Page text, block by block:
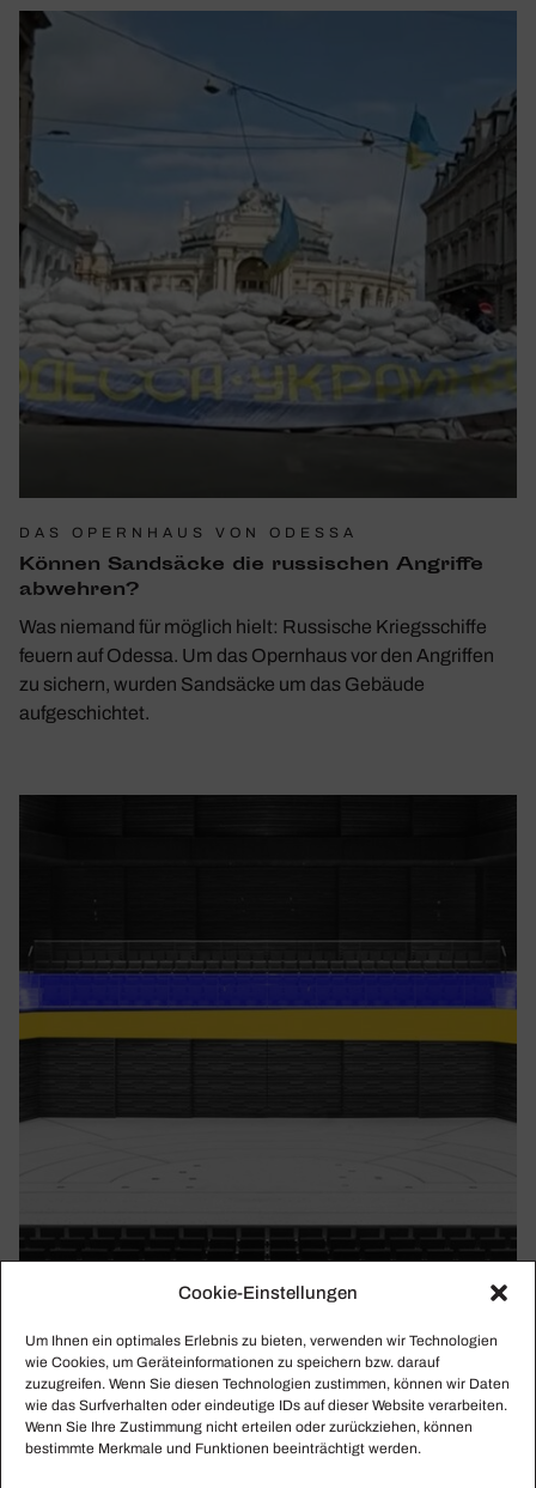
Cookie-Einstellungen
Um Ihnen ein optimales Erlebnis zu bieten, verwenden wir Technologien
wie Cookies, um Geräteinformationen zu speichern bzw. darauf
zuzugreifen. Wenn Sie diesen Technologien zustimmen, können wir Daten
wie das Surfverhalten oder eindeutige IDs auf dieser Website verarbeiten.
Wenn Sie Ihre Zustimmung nicht erteilen oder zurückziehen, können
bestimmte Merkmale und Funktionen beeinträchtigt werden.
DAS OPERNHAUS VON ODESSA
Können Sand­säcke die russi­schen Angriffe
abwehren?
Was niemand für möglich hielt: Russische Kriegsschiffe
feuern auf Odessa. Um das Opernhaus vor den Angriffen
zu sichern, wurden Sandsäcke um das Gebäude
aufgeschichtet.
SINFONIEORCHESTER
Stop the war! Stand with Ukraine!
Die Kulturszene bekundet in zahlreichen Benefizaktionen
zugunsten der Ukraine Solidarität und Hilfsbereitschaft.